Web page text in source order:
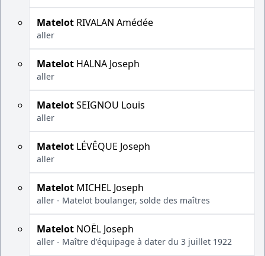
Matelot RIVALAN Amédée
aller
Matelot HALNA Joseph
aller
MatelotSEIGNOU Louis
aller
Matelot LÉVÊQUE Joseph
aller
Matelot MICHEL Joseph
aller - Matelot boulanger, solde des maîtres
Matelot NOËL Joseph
aller - Maître d'équipage à dater du 3 juillet 1922